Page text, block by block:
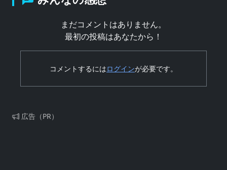
まだコメントはありません。
最初の投稿はあなたから！
コメントするにはログインが必要です。
広告（PR）